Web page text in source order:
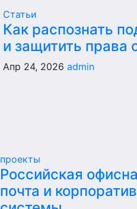
Статьи
Как распознать
и защитить права
Апр 24, 2026admin
проекты
Российская
почта и